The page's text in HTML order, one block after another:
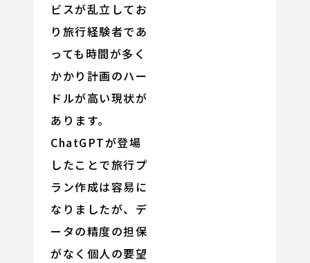
ビスが乱立してお
り旅行経験者であ
っても時間が多く
かかり計画のハー
ドルが高い現状が
あります。
ChatGPTが登場
したことで旅行プ
ラン作成は容易に
なりましたが、デ
ータの精度の担保
がなく個人の要望